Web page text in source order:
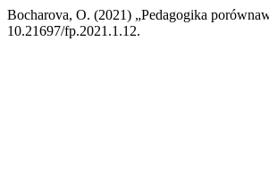
Bocharova, O. (2021) „Pedagogika
10.21697/fp.2021.1.12.